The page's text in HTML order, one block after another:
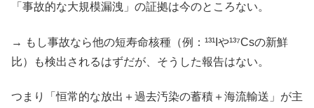
「事故的な大規模漏洩」の証拠は今のところない。
→ もし事故なら他の短寿命核種（例：¹³¹Iや¹³⁷Csの新鮮
比）も検出されるはずだが、そうした報告はない。
つまり「恒常的な放出＋過去汚染の蓄積＋海流輸送」が主